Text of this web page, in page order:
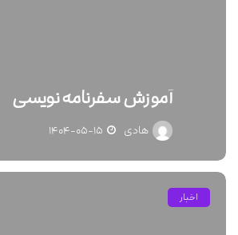
آموزش سفرنامه نویسی
هادی ۱۴۰۴-۰۵-۱۵
اخبار